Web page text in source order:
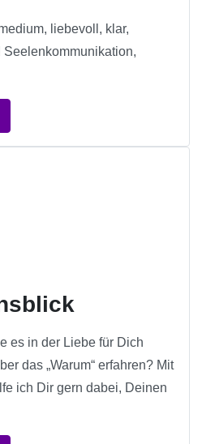
liebevoll, klar,
Seelenkommunikation,
es in der Liebe für Dich
das „Warum“ erfahren? Mit
ich Dir gern dabei, Deinen